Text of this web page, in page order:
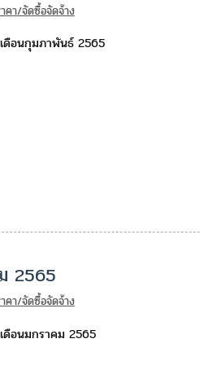
คา/จัดซื้อจัดจ้าง
ดือนกุมภาพันธ์ 2565
2565
คา/จัดซื้อจัดจ้าง
ดือนมกราคม 2565